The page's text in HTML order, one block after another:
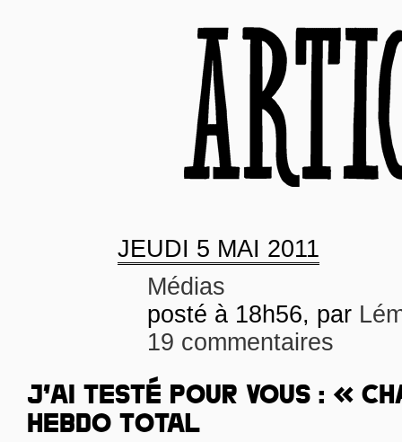
JEUDI 5 MAI 2011
Médias
posté à 18h56, par
19 commentaires
J’AI TESTÉ POUR VOUS : «
HEBDO TOTAL